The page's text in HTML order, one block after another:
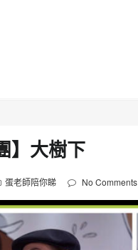
】大樹下
蛋老師陪你睇 No Comments